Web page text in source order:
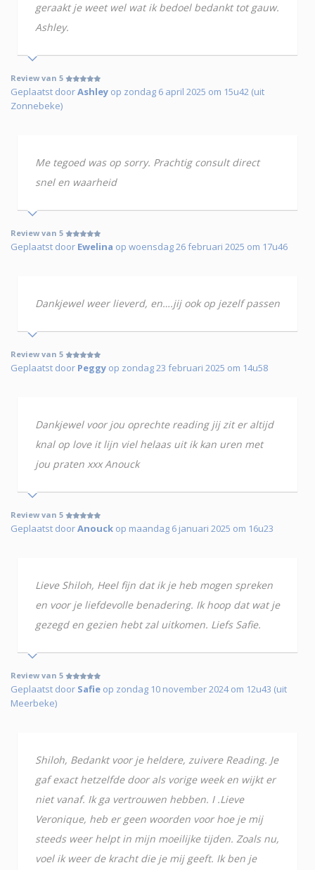
geraakt je weet wel wat ik bedoel bedankt tot gauw.
Ashley.
Review van 5
Geplaatst doorAshley op zondag 6 april 2025 om 15u42 (uit
Zonnebeke)
Me tegoed was op sorry. Prachtig consult direct
snel en waarheid
Review van 5
Geplaatst door Ewelina op woensdag 26 februari 2025 om 17u46
Dankjewel weer lieverd, en….jij ook op jezelf passen
Review van 5
Geplaatst door Peggy op zondag 23 februari 2025 om 14u58
Dankjewel voor jou oprechte reading jij zit er altijd
knal op love it lijn viel helaas uit ik kan uren met
jou praten xxx Anouck
Review van 5
Geplaatst doorAnouck op maandag 6 januari 2025 om 16u23
Lieve Shiloh, Heel fijn dat ik je heb mogen spreken
en voor je liefdevolle benadering. Ik hoop dat wat je
gezegd en gezien hebt zal uitkomen. Liefs Safie.
Review van 5
Geplaatst door Safie op zondag 10 november 2024 om 12u43 (uit
Meerbeke)
Shiloh, Bedankt voor je heldere, zuivere Reading. Je
gaf exact hetzelfde door als vorige week en wijkt er
niet vanaf. Ik ga vertrouwen hebben. I .Lieve
Veronique, heb er geen woorden voor hoe je mij
steeds weer helpt in mijn moeilijke tijden. Zoals nu,
voel ik weer de kracht die je mij geeft. Ik ben je